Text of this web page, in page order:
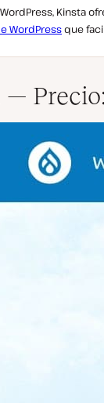
Kinsta
WordPressque
—